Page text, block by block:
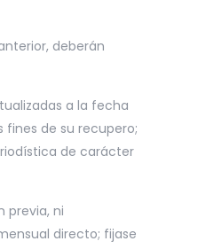
deberán
a la fecha
de su recupero;
de carácter
previa, ni
directo; fijase